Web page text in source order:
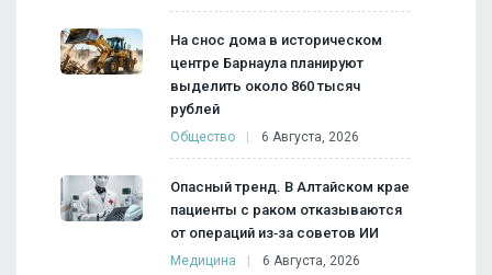
На снос дома в историческом
центре Барнаула планируют
выделить около 860 тысяч
рублей
Общество 6 Августа, 2026
Опасный тренд. В Алтайском крае
пациенты с раком отказываются
от операций из‑за советов ИИ
Медицина 6 Августа, 2026